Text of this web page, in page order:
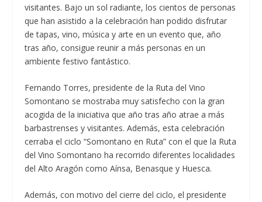
visitantes. Bajo un sol radiante, los cientos de personas
que han asistido a la celebración han podido disfrutar
de tapas, vino, música y arte en un evento que, año
tras año, consigue reunir a más personas en un
ambiente festivo fantástico.
Fernando Torres, presidente de la Ruta del Vino
Somontano se mostraba muy satisfecho con la gran
acogida de la iniciativa que año tras año atrae a más
barbastrenses y visitantes. Además, esta celebración
cerraba el ciclo “Somontano en Ruta” con el que la Ruta
del Vino Somontano ha recorrido diferentes localidades
del Alto Aragón como Aínsa, Benasque y Huesca.
Además, con motivo del cierre del ciclo, el presidente